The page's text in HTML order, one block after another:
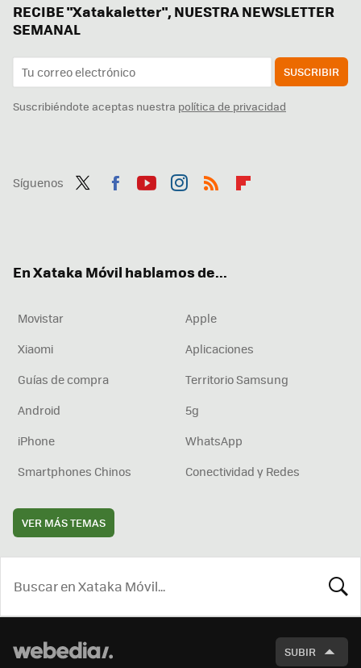
RECIBE "Xatakaletter", NUESTRA NEWSLETTER
SEMANAL
SUSCRIBIR
Suscribiéndote aceptas nuestra política de privacidad
Síguenos
En Xataka Móvil hablamos de...
Movistar
Apple
Xiaomi
Aplicaciones
Guías de compra
Territorio Samsung
Android
5g
iPhone
WhatsApp
Smartphones Chinos
Conectividad y Redes
VER MÁS TEMAS
SUBIR